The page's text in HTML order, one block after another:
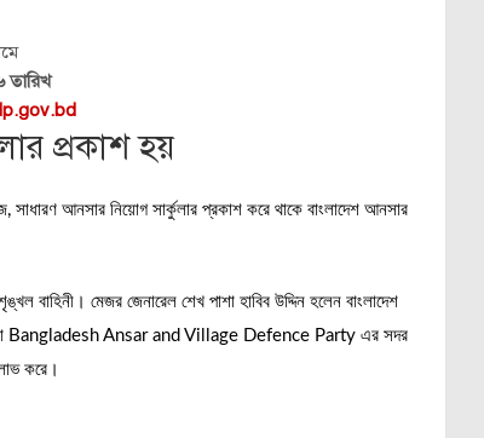
প্রকাশ হয়
আনসার নিয়োগ সার্কুলার প্রকাশ করে থাকে বাংলাদেশ আনসার
বাহিনী। মেজর জেনারেল শেখ পাশা হাবিব উদ্দিন হলেন বাংলাদেশ
বা Bangladesh Ansar and Village Defence Party এর সদর
করে।